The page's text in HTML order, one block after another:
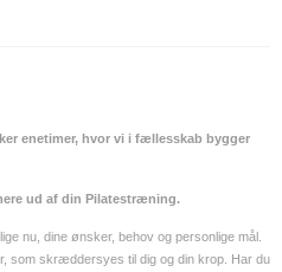
enetimer, hvor vi i fællesskab bygger
ud af din Pilatestræning.
nu, dine ønsker, behov og personlige mål.
som skræddersyes til dig og din krop. Har du